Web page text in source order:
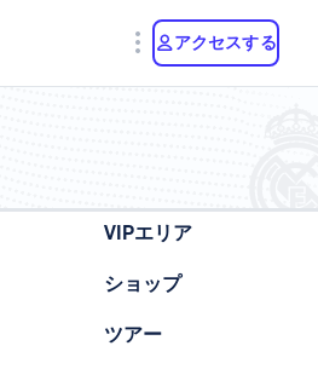
アクセスする
VIPエリア
ショップ
ツアー